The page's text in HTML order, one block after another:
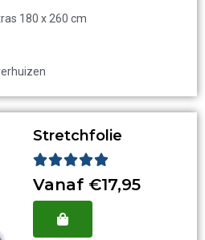
180 x 260 cm
Stretchfolie
Waardering
5
van
Vanaf €17,95